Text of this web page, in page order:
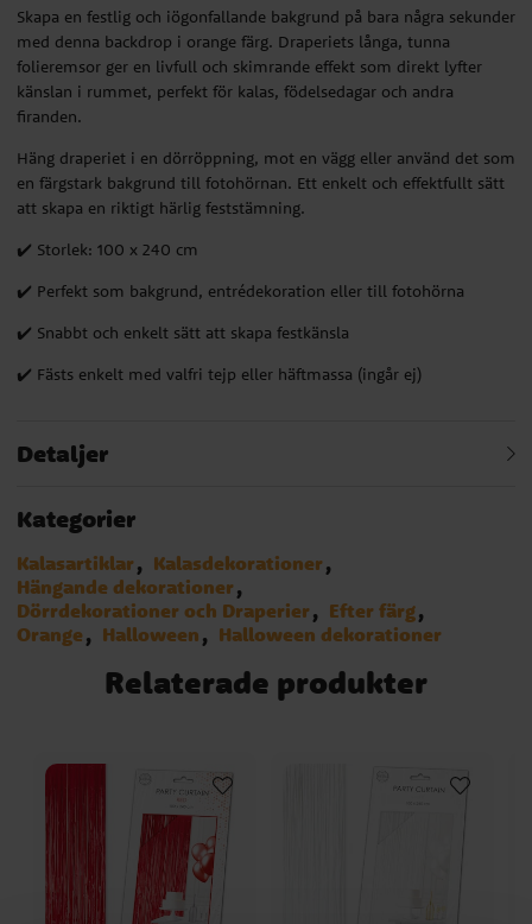
Skapa en festlig och iögonfallande bakgrund på bara några sekunder
med denna backdrop i orange färg. Draperiets långa, tunna
folieremsor ger en livfull och skimrande effekt som direkt lyfter
känslan i rummet, perfekt för kalas, födelsedagar och andra
firanden.
Häng draperiet i en dörröppning, mot en vägg eller använd det som
en färgstark bakgrund till fotohörnan. Ett enkelt och effektfullt sätt
att skapa en riktigt härlig feststämning.
✔️ Storlek: 100 x 240 cm
✔️ Perfekt som bakgrund, entrédekoration eller till fotohörna
✔️ Snabbt och enkelt sätt att skapa festkänsla
✔️ Fästs enkelt med valfri tejp eller häftmassa (ingår ej)
Detaljer
Kategorier
Kalasartiklar
Kalasdekorationer
Hängande dekorationer
Dörrdekorationer och Draperier
Efter färg
Orange
Halloween Halloween dekorationer
Relaterade produkter